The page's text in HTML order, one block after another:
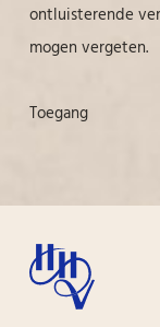
ontluisterende
mogen vergeten.
Toegang